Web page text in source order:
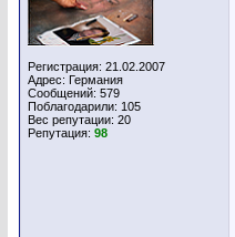
Регистрация: 21.02.2007
Адрес: Германия
Сообщений: 579
Поблагодарили: 105
Вес репутации: 20
Репутация: 98